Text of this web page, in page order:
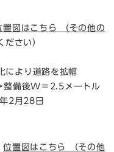
置図はこちら （その他の
ださい）
により道路を拡幅
備後W＝2.5メートル
2月28日
位置図はこちら （その他